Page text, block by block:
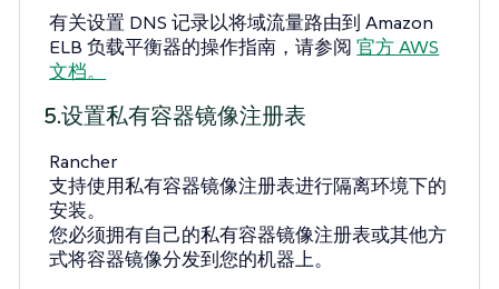
有关设置 DNS 记录以将域流量路由到 Amazon
ELB 负载平衡器的操作指南，请参阅官方 AWS
文档。
5.设置私有容器镜像注册表
Rancher
支持使用私有容器镜像注册表进行隔离环境下的
安装。
您必须拥有自己的私有容器镜像注册表或其他方
式将容器镜像分发到您的机器上。